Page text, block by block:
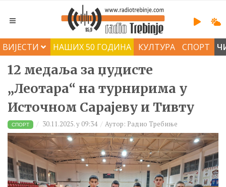
ВИЈЕСТИ НАШИХ 50 ГОДИНА КУЛТУРА СПОРТ
12 медаља за џудисте
„Леотара“ на турнирима у
Источном Сарајеву и Тивту
СПОРТ 30.11.2025. у 09:34 Аутор: Радио Требиње